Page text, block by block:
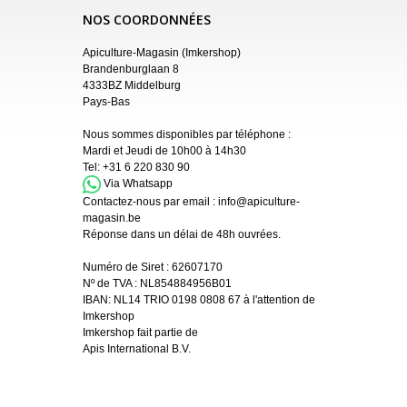
NOS COORDONNÉES
Apiculture-Magasin (Imkershop)
Brandenburglaan 8
4333BZ Middelburg
Pays-Bas
Nous sommes disponibles par téléphone :
Mardi et Jeudi de 10h00 à 14h30
Tel: +31 6 220 830 90
Via Whatsapp
Contactez-nous par email : info@apiculture-
magasin.be
Réponse dans un délai de 48h ouvrées.
Numéro de Siret : 62607170
Nº de TVA : NL854884956B01
IBAN: NL14 TRIO 0198 0808 67 à l'attention de
Imkershop
Imkershop fait partie de
Apis International B.V.